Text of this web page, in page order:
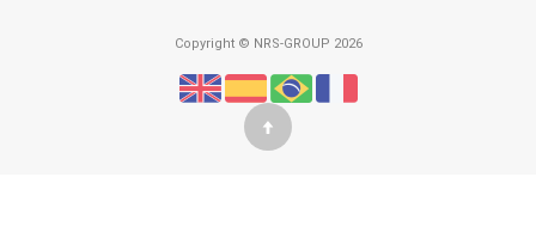
Copyright © NRS-GROUP 2026